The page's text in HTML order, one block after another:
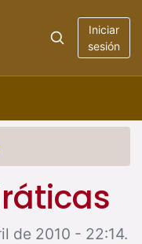
Iniciar
sesión
de 2010 - 22:14.